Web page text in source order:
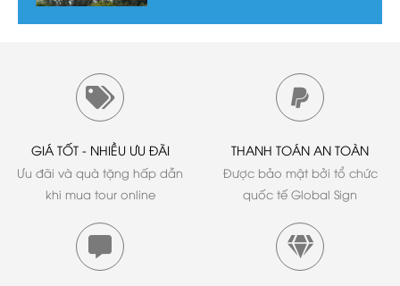
GIÁ TỐT - NHIỀU ƯU ĐÃI
Ưu đãi và quà tặng hấp dẫn
khi mua tour online
THANH TOÁN AN TOÀN
Được bảo mật bởi tổ chức
quốc tế Global Sign